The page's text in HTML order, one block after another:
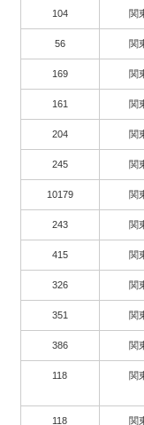
104 関
56 関
169 関
161 関
204 関
245 関
10179 関
243 関
415 関
326 関
351 関
386 関
118 関
118 関